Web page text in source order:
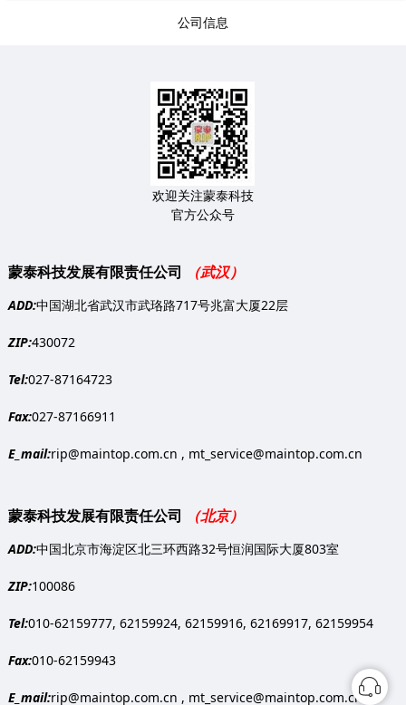
公司信息
欢迎关注蒙泰科技
官方公众号
蒙泰科技发展有限责任公司 （武汉）
ADD:中国湖北省武汉市武珞路717号兆富大厦22层
ZIP:430072
Tel:027-87164723
Fax:027-87166911
E_mail:rip@maintop.com.cn , mt_service@maintop.com.cn
蒙泰科技发展有限责任公司 （北京）
ADD:中国北京市海淀区北三环西路32号恒润国际大厦803室
ZIP:100086
Tel:010-62159777, 62159924, 62159916, 62169917, 62159954
Fax:010-62159943
E_mail:rip@maintop.com.cn , mt_service@maintop.com.cn